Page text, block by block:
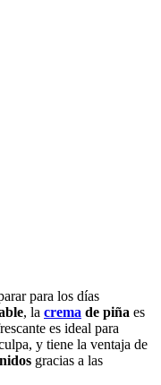
para los días
, la crema de piña es
es ideal para
y tiene la ventaja de
gracias a las